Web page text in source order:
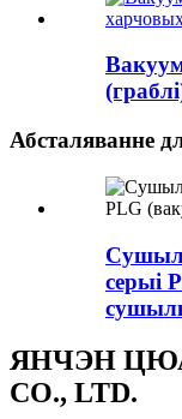
Абсталяванне
серыі
ЯНЧЭН
CO., LTD.